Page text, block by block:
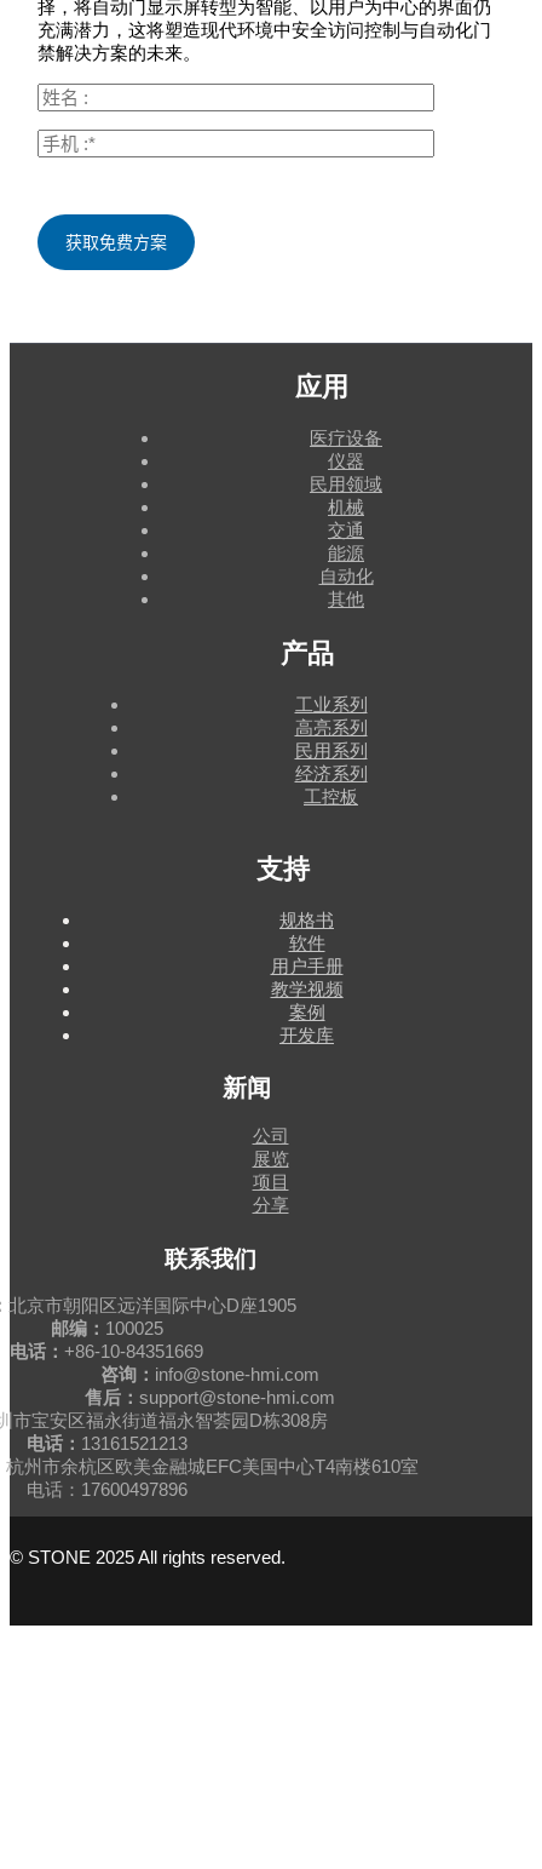
择，将自动门显示屏转型为智能、以用户为中心的界面仍
充满潜力，这将塑造现代环境中安全访问控制与自动化门
禁解决方案的未来。
应用
医疗设备
仪器
民用领域
机械
交通
能源
自动化
其他
产品
工业系列
高亮系列
民用系列
经济系列
工控板
支持
规格书
软件
用户手册
教学视频
案例
开发库
新闻
公司
展览
项目
分享
联系我们
北京市朝阳区远洋国际中心D座1905
邮编： 100025
电话： +86-10-84351669
咨询： info@stone-hmi.com
售后： support@stone-hmi.com
市宝安区福永街道福永智荟园D栋308房
电话： 13161521213
杭州市余杭区欧美金融城EFC美国中心T4南楼610室
电话：17600497896
© STONE 2025 All rights reserved.